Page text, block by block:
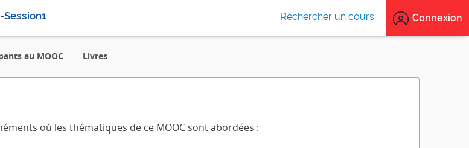
Rechercher un cours Connexion
au MOOC Livres
où les thématiques de ce MOOC sont abordées :